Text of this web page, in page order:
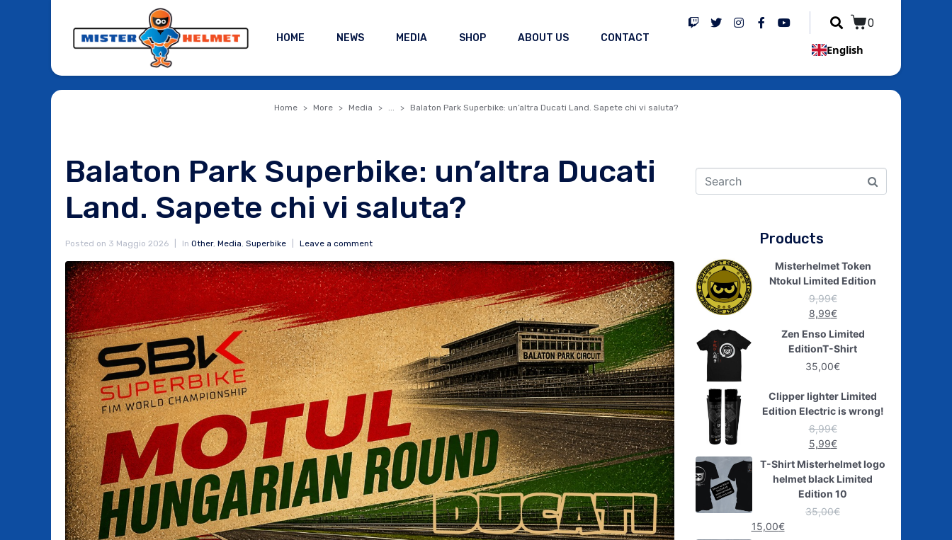
HOME NEWS MEDIA SHOP ABOUT US CONTACT
0
English
Home More Media ... Balaton Park Superbike: un’altra Ducati Land. Sapete chi vi saluta?
Balaton Park Superbike: un’altra Ducati
Land. Sapete chi vi saluta?
Posted on 3 Maggio 2026 In Other, Media, Superbike Leave a comment Products
Misterhelmet Token
Ntokul Limited Edition
9,99€
8,99€
Zen Enso Limited
EditionT-Shirt
35,00€
Clipper lighter Limited
Edition Electric is wrong!
6,99€
5,99€
T-Shirt Misterhelmet logo
helmet black Limited
Edition 10
35,00€
15,00€